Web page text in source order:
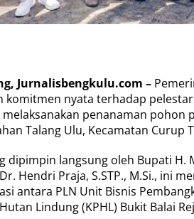
L
e
J
a
g
a
K
t
a
h
a
n
Jurnalisbengkulu.com –
komitmen nyata terhadap
penanaman
Talang Ulu, Kecamatan Curup
dipimpin langsung oleh Bupati H.
Hendri Praja, S.STP., M.Si., ini
antara PLN Unit Bisnis
Lindung (KPHL) Bukit Balai